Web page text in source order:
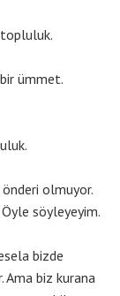
ümmet.
olmuyor.
söyleyeyim.
bizde
Ama biz kurana